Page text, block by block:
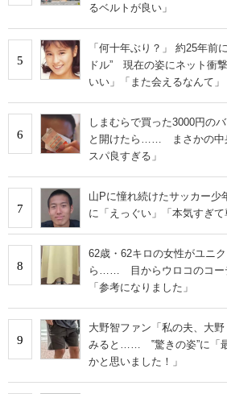
るベルトが良い」
5
「何十年ぶり？」 約25年前
ドル” 現在の姿にネット衝
いい」「また会えるなんて」
6
しまむらで買った3000円の
と開けたら…… まさかの中
スパ良すぎる」
7
山Pに憧れ続けたサッカー
に「えっぐい」「本気すぎ
8
62歳・62キロの女性がユニ
ら…… 目からウロコのコー
「参考になりました」
9
大野智ファン「私の夫、大
みると…… ‟驚きの姿”に「
かと思いました！」